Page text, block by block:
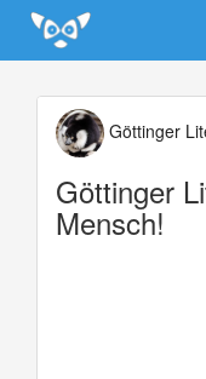
Update cookies preferences
Göttinger
Göttinger
Mensch!